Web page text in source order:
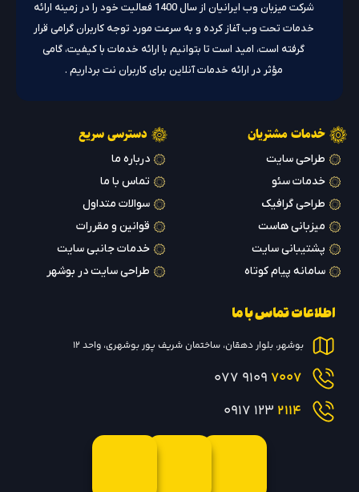
شرکت میزبان وب ایرانیان از سال 1400 فعالیت خود را در زمینه ارائه
خدمات تحت وب آغاز کرده و به سرعت مورد توجه کاربران گرامی قرار
گرفته است، امید است تا بتوانیم با ارائه خدمات با کیفیت، گامی
مؤثر در ارائه خدمات آنلاین برای کاربران نت برداریم .
خدمات مشتریان
طراحی سایت
خدمات سئو
طراحی گرافیک
میزبانی هاست
پشتیبانی سایت
سامانه پیام کوتاه
دسترسی سریع
درباره ما
تماس با ما
سوالات متداول
قوانین و مقررات
خدمات جانبی سایت
طراحی سایت در بوشهر
اطلاعات تماس با ما
بوشهر، بلوار دهقان، ساختمان شریف پور بوشهری، واحد 12
7007
2114